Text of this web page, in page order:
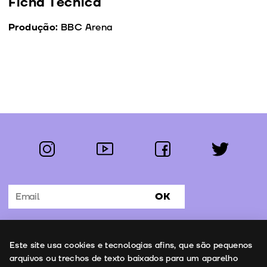
Produção: BBC Arena
Segue-nos:
instagram youtube facebook twitter
Subscrever Newsletter OK
Contactos
Este site usa cookies e tecnologias afins, que são pequenos
arquivos ou trechos de texto baixados para um aparelho